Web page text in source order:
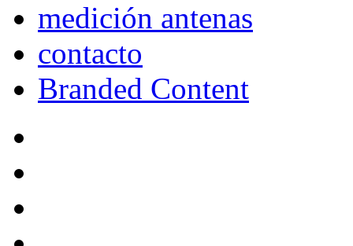
medición antenas
contacto
Branded Content